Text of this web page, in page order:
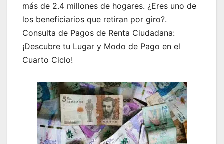
más de 2.4 millones de hogares. ¿Eres uno de
los beneficiarios que retiran por giro?.
Consulta de Pagos de Renta Ciudadana:
¡Descubre tu Lugar y Modo de Pago en el
Cuarto Ciclo!